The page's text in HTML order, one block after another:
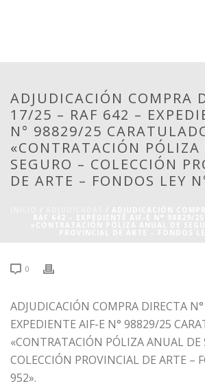
ADJUDICACIÓN COMPRA
17/25 – RAF 642 –
N° 98829/25
«CONTRATACIÓN PÓLIZA
SEGURO – COLECCIÓN
DE ARTE – FONDOS LEY
0
ADJUDICACIÓN COMPRA DIRECTA
EXPEDIENTE AIF-E N° 98829/25
«CONTRATACIÓN PÓLIZA ANUAL DE
COLECCIÓN PROVINCIAL DE ARTE –
952».